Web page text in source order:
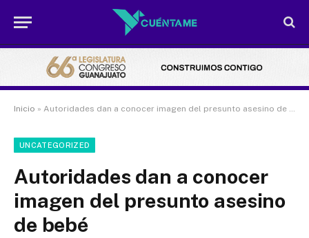
Inicio » Autoridades dan a conocer imagen del presunto asesino de bebé
UNCATEGORIZED
Autoridades dan a conocer
imagen del presunto asesino
de bebé